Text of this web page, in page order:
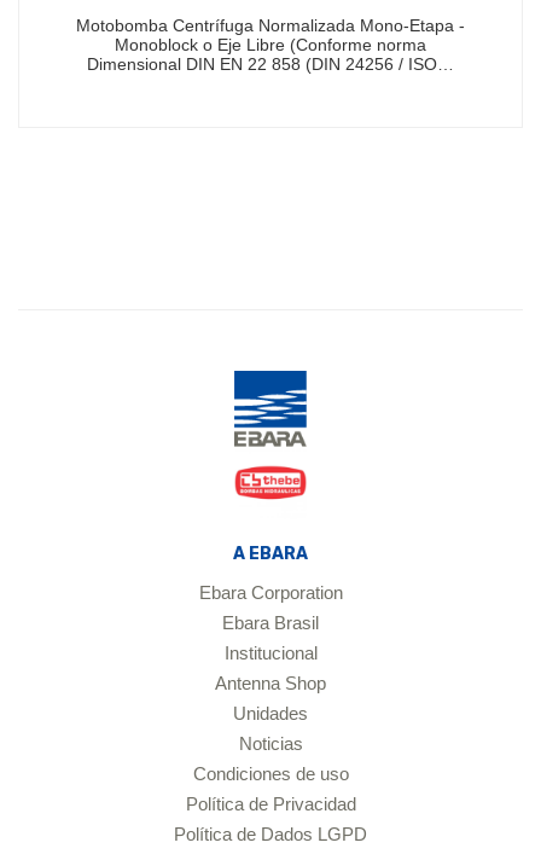
Motobomba Centrífuga Normalizada Mono-Etapa -
Monoblock o Eje Libre (Conforme norma
Dimensional DIN EN 22 858 (DIN 24256 / ISO…
A EBARA
Ebara Corporation
Ebara Brasil
Institucional
Antenna Shop
Unidades
Noticias
Condiciones de uso
Política de Privacidad
Política de Dados LGPD